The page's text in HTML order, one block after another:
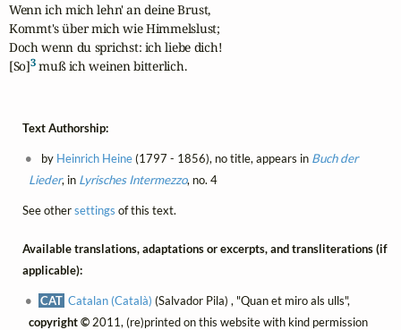
Wenn ich mich lehn' an deine Brust,
Kommt's über mich wie Himmelslust;
Doch wenn du sprichst: ich liebe dich!
[So]3 muß ich weinen bitterlich.
Text Authorship:
by Heinrich Heine(1797 - 1856), no title, appears in Buch der
Lieder, in Lyrisches Intermezzo, no. 4
See othersettings of this text.
Available translations, adaptations or excerpts, and transliterations (if
applicable):
CAT Catalan (Català) (Salvador Pila) , "Quan et miro als ulls",
copyright ©2011, (re)printed on this website with kind permission